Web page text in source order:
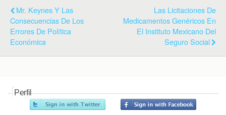
Mr. Keynes Y Las
Consecuencias De Los
Errores De Política
Económica
Las Licitaciones De
Medicamentos Genéricos En
El Instituto Mexicano Del
Seguro Social
Perfil